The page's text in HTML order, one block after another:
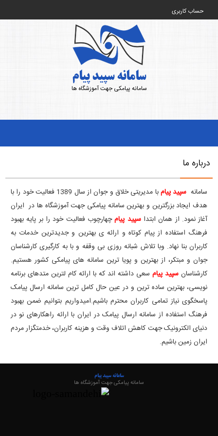
حساب کاربری
سامانه سپید پیام
سامانه پیامکی جهت آموزشگاه ها
درباره ما
سامانه سپید پیام
با مدیریتی خلاق و جوان از سال 1389 فعالیت خود را با
هدف ایجاد بزرگترین و بهترین سامانه پیامکی جهت آموزشگاه ها در ایران
آغاز نمود. از همان ابتداسپید پیامچهارچوب فعالیت خود را بر پایه بهبود
فرهنگ استفاده از پیام کوتاه و ارائه ی بهترین و جدیدترین خدمات به
کاربران بنا نهاد. وبا تلاش شبانه روزی بی وقفه و با به کارگیری کارشناسان
جوان و مبتکر، از بهترین و پویا ترین سامانه های پیامکی کشور هستیم.
کارشناسان سپید پیام سعی داشته اند که با ارائه کام لترین متدهای برنامه
نویسی، بهترین ساده ترین و در عین حال کامل ترین سامانه ارسال پیامک
پاسخگوی نیاز تمامی کاربران محترم باشیم.امیدواریم بتوانیم ضمن بهبود
فرهنگ استفاده از سامانه ارسال پیامک در ایران با ارائه راهکارهای نو در
دنیای الکترونیک جهت کاهش اتلاف وقت و هزینه کاربران، خدمتگزار مردم
ایران زمین باشیم.
سامانه سپید پیام
سامانه پیامکی جهت آموزشگاه ها